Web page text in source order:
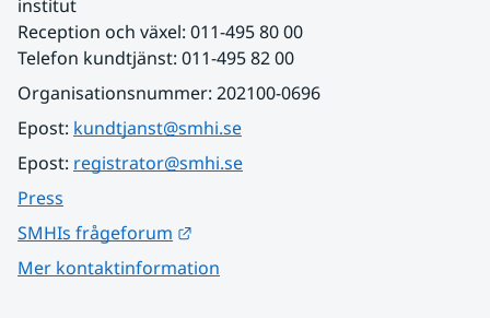
institut
Reception och växel: 011-495 80 00
Telefon kundtjänst: 011-495 82 00
Organisationsnummer: 202100-0696
Epost: kundtjanst@smhi.se
Epost: registrator@smhi.se
Press
SMHIs frågeforum
Mer kontaktinformation